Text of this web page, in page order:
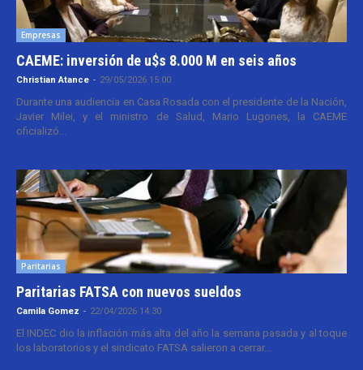
Empresas
CAEME: inversión de u$s 8.000 M en seis años
Christian Atance - 29/05/2026 15:00
Durante una audiencia en Casa Rosada con el presidente de la Nación,
Javier Milei, y el ministro de Salud, Mario Lugones, la CAEME
oficializó...
Paritarias
Paritarias FATSA con nuevos sueldos
Camila Gomez - 22/04/2026 14:30
El INDEC dio la inflación más alta del año la semana pasada y al toque
los laboratorios y el sindicato FATSA salieron a cerrar...